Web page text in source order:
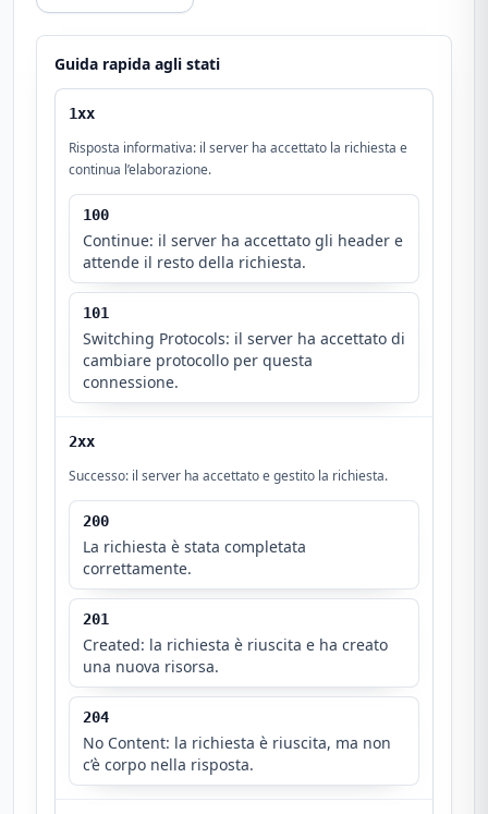
Guida rapida agli stati
1xx
Risposta informativa: il server ha accettato la richiesta e
continua l’elaborazione.
100
Continue: il server ha accettato gli header e
attende il resto della richiesta.
101
Switching Protocols: il server ha accettato di
cambiare protocollo per questa
connessione.
2xx
Successo: il server ha accettato e gestito la richiesta.
200
La richiesta è stata completata
correttamente.
201
Created: la richiesta è riuscita e ha creato
una nuova risorsa.
204
No Content: la richiesta è riuscita, ma non
c’è corpo nella risposta.